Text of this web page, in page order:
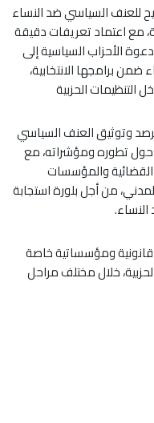
للعنف السياسي ضد النساء
مع اعتماد تعريفات دقيقة
دعوة الأحزاب السياسية إلى
برامجها الانتخابية،
التنظيمات الحزبية
وتوثيق العنف السياسي
حول تطوره ومؤشراته، مع
القضائية والمؤسسات
من أجل بلورة استجابة
ومؤسساتية خاصة
خلال مختلف مراحل